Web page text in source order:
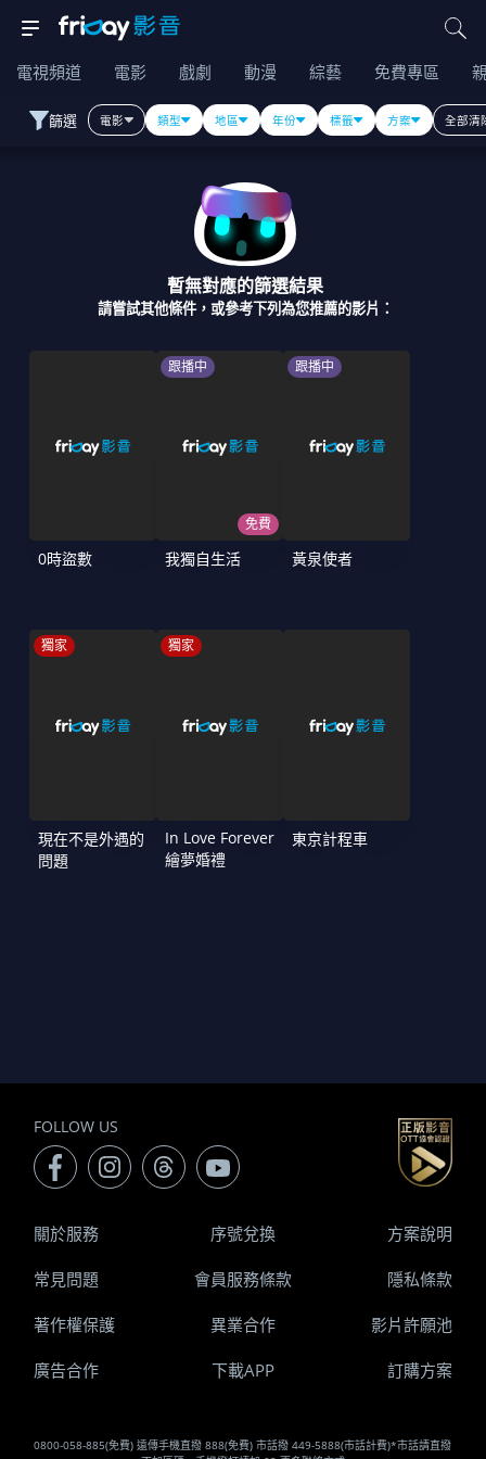
電視頻道 電影 戲劇 動漫 綜藝 免費專區
篩選 電影 類型 地區 年份 標籤 方案 全部清
暫無對應的篩選結果
請嘗試其他條件，或參考下列為您推薦的影片：
0時盜數
跟播中
免費
我獨自生活
跟播中
黃泉使者
獨家
現在不是外遇的
問題
獨家
In Love Forever
繪夢婚禮
東京計程車
FOLLOW US
0800-058-885(免費) 遠傳手機直撥 888(免費) 市話撥 449-5888(市話計費)*市話請直撥
關於服務 序號兌換 方案說明
常見問題 會員服務條款 隱私條款
著作權保護 異業合作 影片許願池
廣告合作 下載APP 訂購方案